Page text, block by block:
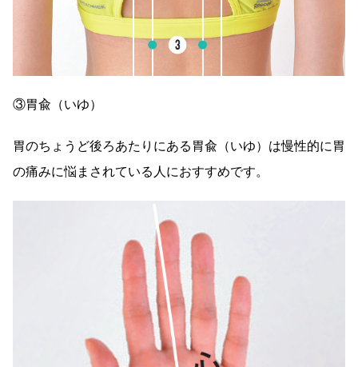
③胃兪（いゆ）
胃のちょうど後ろあたりにある胃兪（いゆ）は慢性的に胃
の痛みに悩まされている人におすすめです。